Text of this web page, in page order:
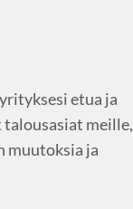
etua ja
meille,
muutoksia ja